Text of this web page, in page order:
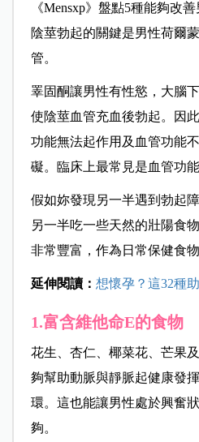
《Mensxp》盤點5種能夠改
陰莖勃起的關鍵是男性荷爾
管。
睪固酮讓男性有性慾，大腦
使陰莖血管充血後勃起。因
功能無法起作用及血管功能
礙。臨床上最常見是血管功
假如妳發現另一半遇到勃起
另一半吃一些天然的壯陽食
非常豐富，作為日常保健食物
延伸閱讀： 想懷孕？這32種
1.富含維他命E的食物
花生、杏仁、椰菜花、芒果
夠幫助動脈與靜脈起健康發
環。這也能讓男性處於興奮
夠。